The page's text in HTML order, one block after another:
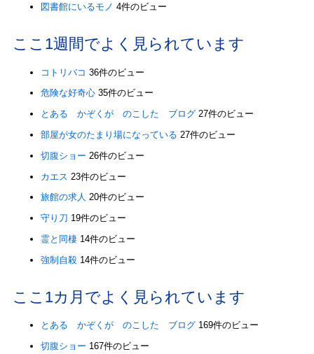
図書館にいるモノ 4件のビュー
ここ1週間でよく見られています
コトリバコ 36件のビュー
危険な好奇心 35件のビュー
とある かぞくが のこした ブログ 27件のビュー
部屋が女のたまり場になっている 27件のビュー
切腹ショー 26件のビュー
カエス 23件のビュー
旅館の求人 20件のビュー
守り刀 19件のビュー
霊と同棲 14件のビュー
強制自殺 14件のビュー
ここ1カ月でよく見られています
とある かぞくが のこした ブログ 169件のビュー
切腹ショー 167件のビュー